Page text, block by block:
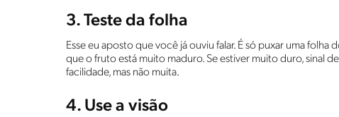
3. Teste da folha
Esse eu aposto que você já ouviu falar. É só puxar uma folha
que o fruto está muito maduro. Se estiver muito duro, sinal
facilidade, mas não muita.
4. Use a visão